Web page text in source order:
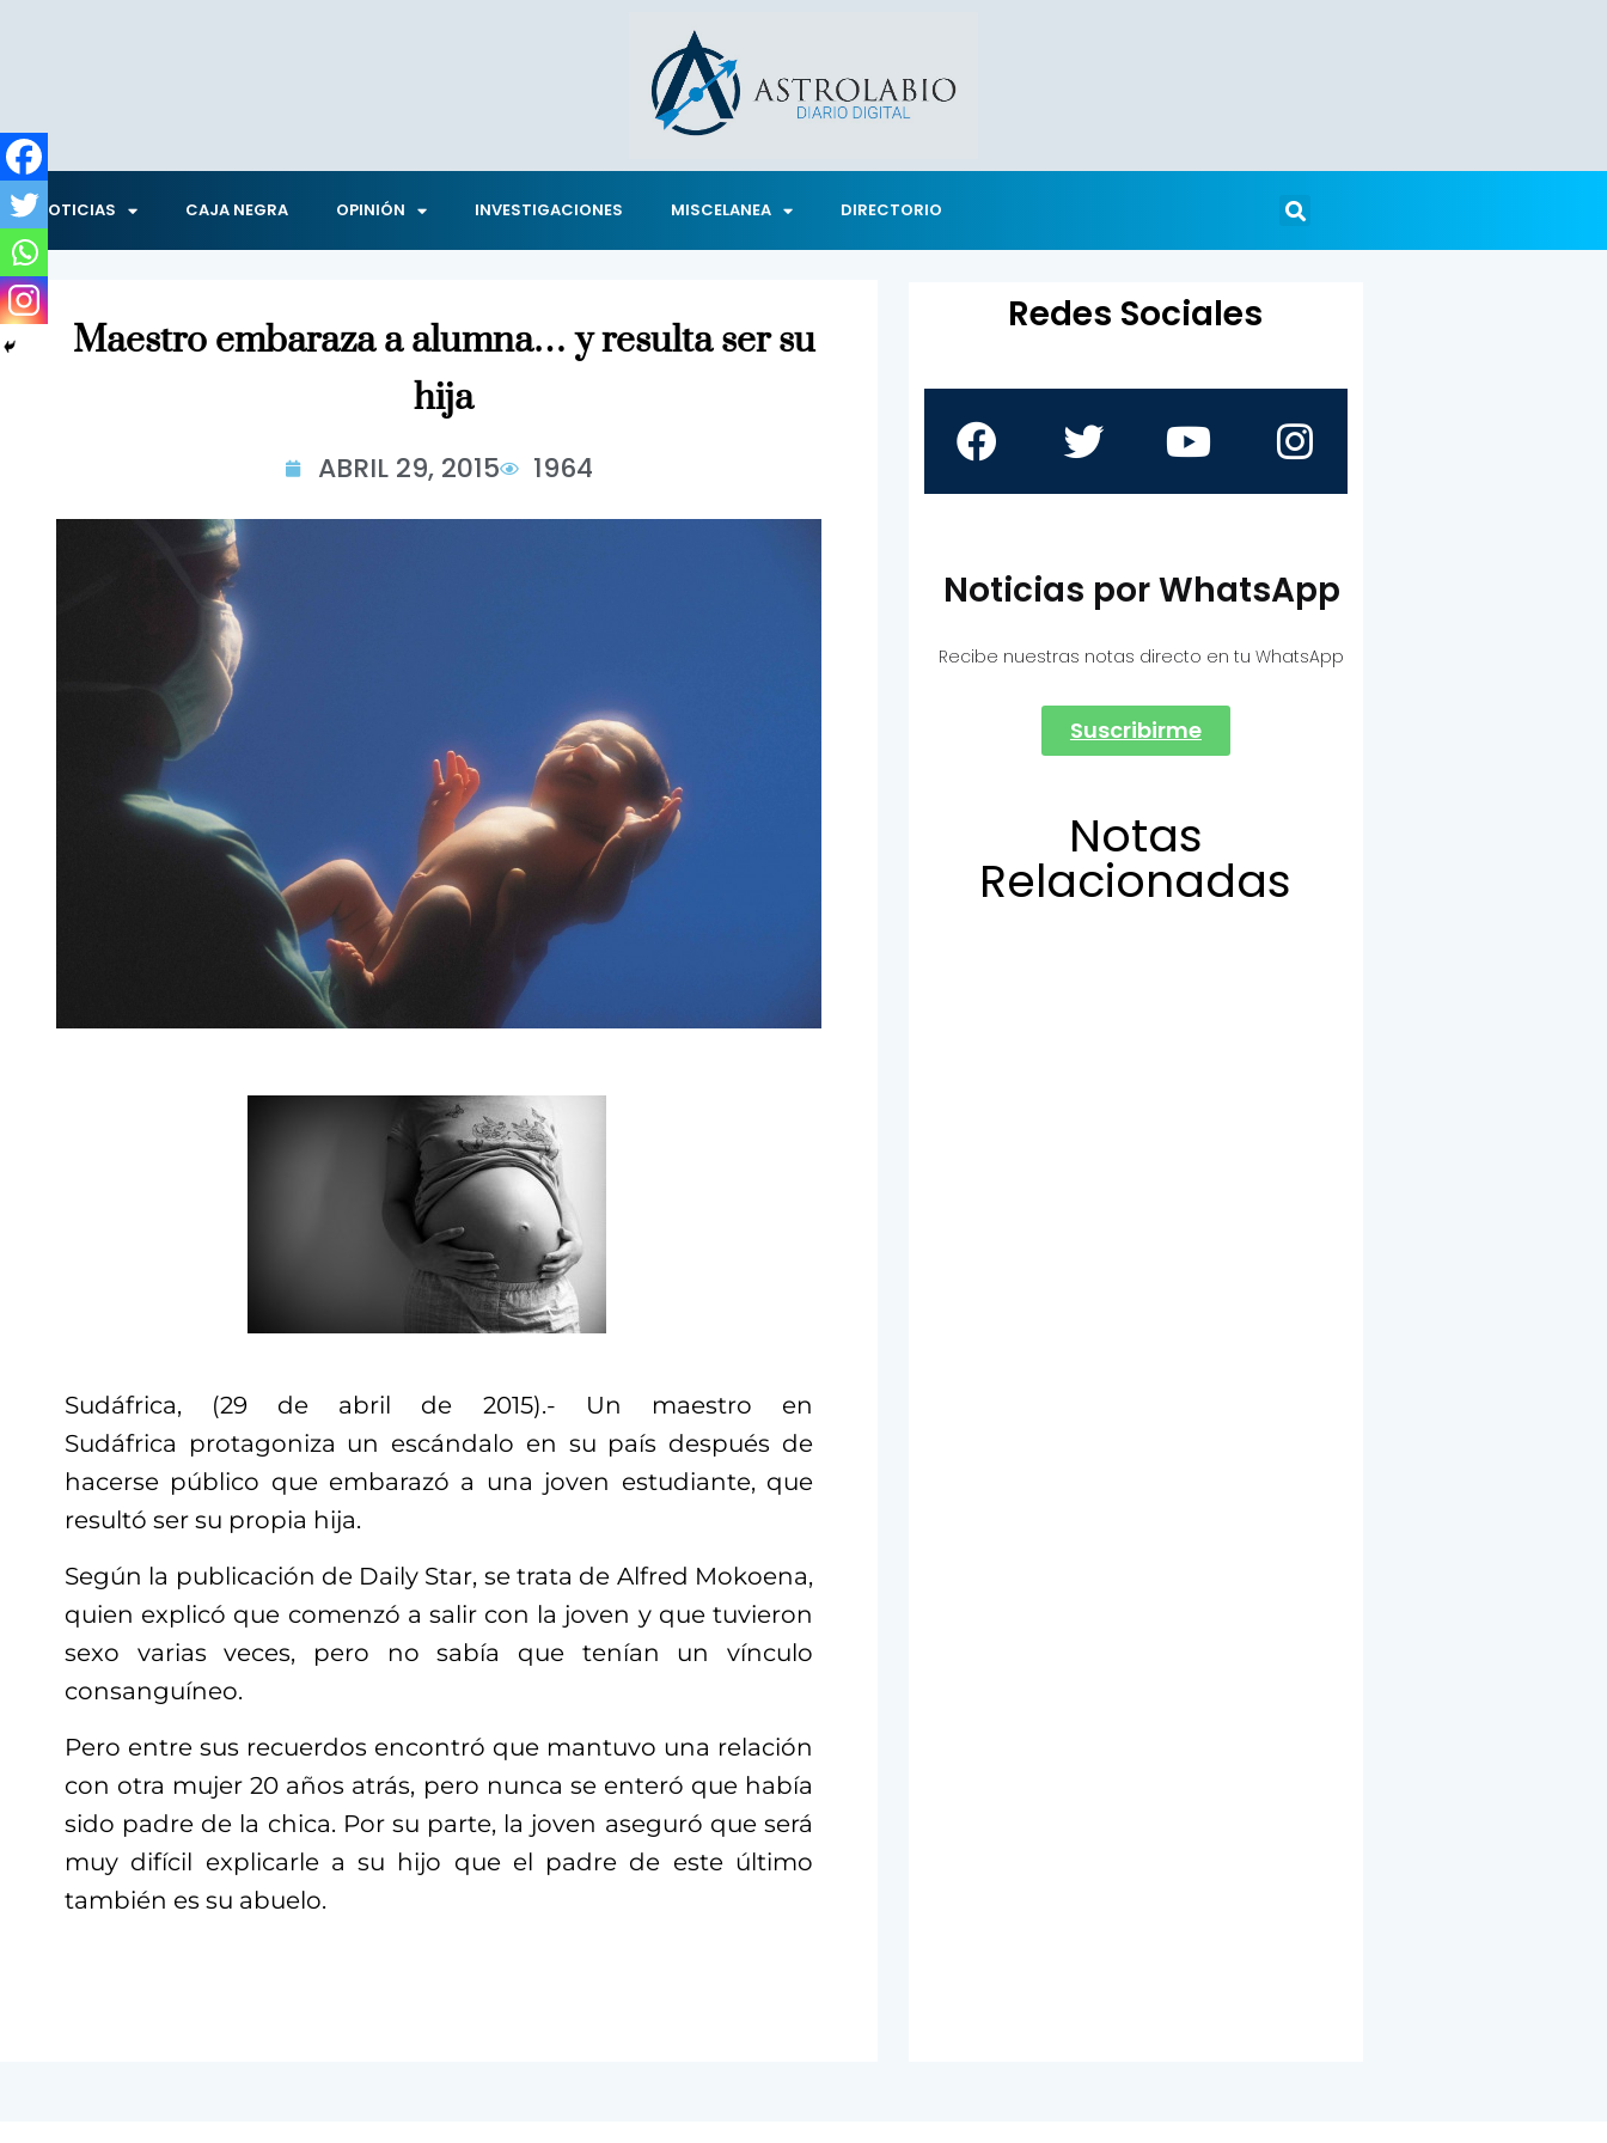
NOTICIAS CAJA NEGRA OPINIÓN INVESTIGACIONES MISCELANEA DIRECTORIO
Maestro embaraza a alumna… y resulta ser su
hija
ABRIL 29, 2015 1964
Sudáfrica, (29 de abril de 2015).- Un maestro en
Sudáfrica protagoniza un escándalo en su país después de
hacerse público que embarazó a una joven estudiante, que
resultó ser su propia hija.
Según la publicación de Daily Star, se trata de Alfred Mokoena,
quien explicó que comenzó a salir con la joven y que tuvieron
sexo varias veces, pero no sabía que tenían un vínculo
consanguíneo.
Pero entre sus recuerdos encontró que mantuvo una relación
con otra mujer 20 años atrás, pero nunca se enteró que había
sido padre de la chica. Por su parte, la joven aseguró que será
muy difícil explicarle a su hijo que el padre de este último
también es su abuelo.
Redes Sociales
Noticias por WhatsApp
Recibe nuestras notas directo en tu WhatsApp
Suscribirme
Notas
Relacionadas